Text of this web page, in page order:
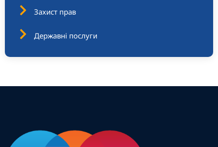
Захист прав
Державні послуги